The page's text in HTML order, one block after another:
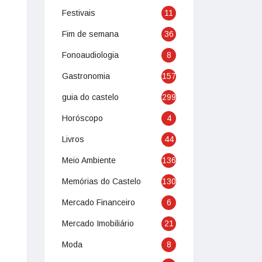
Festivais 11
Fim de semana 36
Fonoaudiologia 8
Gastronomia 157
guia do castelo 299
Horóscopo 4
Livros 44
Meio Ambiente 136
Memórias do Castelo 130
Mercado Financeiro 6
Mercado Imobiliário 21
Moda 8